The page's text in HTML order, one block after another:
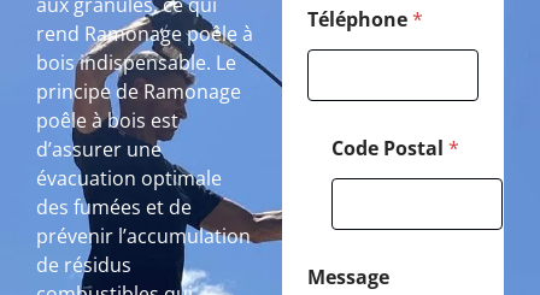
aux granulés, ce qui
rend Ramonage poêle à
bois indispensable. Le
principe de Ramonage
poêle à bois est
d’assurer une
évacuation optimale
des fumées et de
prévenir l’accumulation
de résidus
Téléphone*
Code Postal *
Message